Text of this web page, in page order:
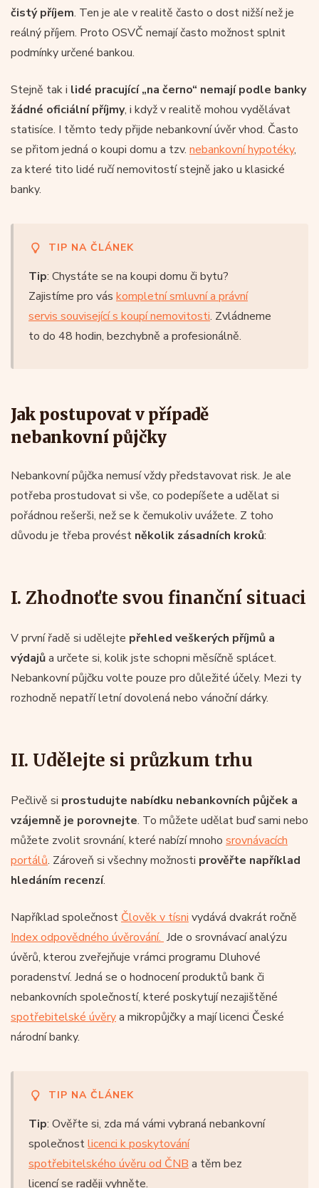
čistý příjem. Ten je ale v realitě často o dost nižší než je
reálný příjem. Proto OSVČ nemají často možnost splnit
podmínky určené bankou.
Stejně tak i lidé pracující „na černo“ nemají podle banky
žádné oficiální příjmy, i když v realitě mohou vydělávat
statisíce. I těmto tedy přijde nebankovní úvěr vhod. Často
se přitom jedná o koupi domu a tzv. nebankovní hypotéky,
za které tito lidé ručí nemovitostí stejně jako u klasické
banky.
TIP NA ČLÁNEK
Tip: Chystáte se na koupi domu či bytu?
Zajistíme pro vás kompletní smluvní a právní
servis související s koupí nemovitosti. Zvládneme
to do 48 hodin, bezchybně a profesionálně.
Jak postupovat v případě
nebankovní půjčky
Nebankovní půjčka nemusí vždy představovat risk. Je ale
potřeba prostudovat si vše, co podepíšete a udělat si
pořádnou rešerši, než se k čemukoliv uvážete. Z toho
důvodu je třeba provést několik zásadních kroků:
I. Zhodnoťte svou finanční situaci
V první řadě si udělejte přehled veškerých příjmů a
výdajůa určete si, kolik jste schopni měsíčně splácet.
Nebankovní půjčku volte pouze pro důležité účely. Mezi ty
rozhodně nepatří letní dovolená nebo vánoční dárky.
II. Udělejte si průzkum trhu
Pečlivě si prostudujte nabídku nebankovních půjček a
vzájemně je porovnejte. To můžete udělat buď sami nebo
můžete zvolit srovnání, které nabízí mnoho srovnávacích
portálů. Zároveň si všechny možnosti prověřte například
hledáním recenzí.
Například společnost Člověk v tísni vydává dvakrát ročně
Index odpovědného úvěrování. Jde o srovnávací analýzu
úvěrů, kterou zveřejňuje v rámci programu Dluhové
poradenství. Jedná se o hodnocení produktů bank či
nebankovních společností, které poskytují nezajištěné
spotřebitelské úvěrya mikropůjčky a mají licenci České
národní banky.
TIP NA ČLÁNEK
Tip: Ověřte si, zda má vámi vybraná nebankovní
společnostlicenci k poskytování
spotřebitelského úvěru od ČNB a těm bez
licencí se raději vyhněte.